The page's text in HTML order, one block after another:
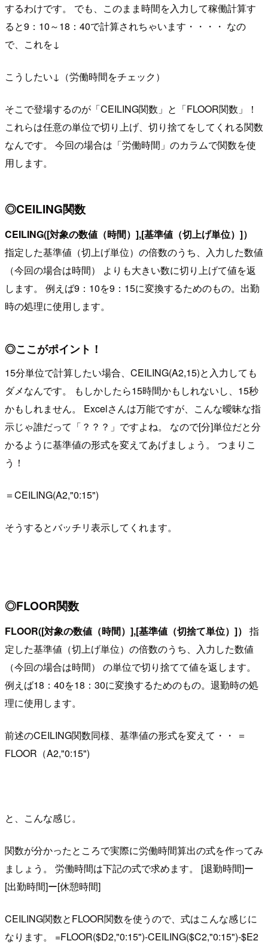
するわけです。 でも、このまま時間を入力して稼働計算す
ると9：10～18：40で計算されちゃいます・・・・ なの
で、これを↓
こうしたい↓（労働時間をチェック）
そこで登場するのが「CEILING関数」と「FLOOR関数」！
これらは任意の単位で切り上げ、切り捨てをしてくれる関数
なんです。 今回の場合は「労働時間」のカラムで関数を使
用します。
◎CEILING関数
CEILING([対象の数値（時間）],[基準値（切上げ単位）]）
指定した基準値（切上げ単位）の倍数のうち、入力した数値
（今回の場合は時間） よりも大きい数に切り上げて値を返
します。 例えば9：10を9：15に変換するためのもの。出勤
時の処理に使用します。
◎ここがポイント！
15分単位で計算したい場合、CEILING(A2,15)と入力しても
ダメなんです。 もしかしたら15時間かもしれないし、15秒
かもしれません。 Excelさんは万能ですが、こんな曖昧な指
示じゃ誰だって「？？？」ですよね。 なので[分]単位だと分
かるように基準値の形式を変えてあげましょう。 つまりこ
う！
＝CEILING(A2,"0:15")
そうするとバッチリ表示してくれます。
◎FLOOR関数
FLOOR([対象の数値（時間）],[基準値（切捨て単位）]） 指
定した基準値（切上げ単位）の倍数のうち、入力した数値
（今回の場合は時間） の単位で切り捨てて値を返します。
例えば18：40を18：30に変換するためのもの。退勤時の処
理に使用します。
前述のCEILING関数同様、基準値の形式を変えて・・ ＝
FLOOR（A2,"0:15")
と、こんな感じ。
関数が分かったところで実際に労働時間算出の式を作ってみ
ましょう。 労働時間は下記の式で求めます。 [退勤時間]ー
[出勤時間]ー[休憩時間]
CEILING関数とFLOOR関数を使うので、式はこんな感じに
なります。 =FLOOR($D2,"0:15")-CEILING($C2,"0:15")-$E2